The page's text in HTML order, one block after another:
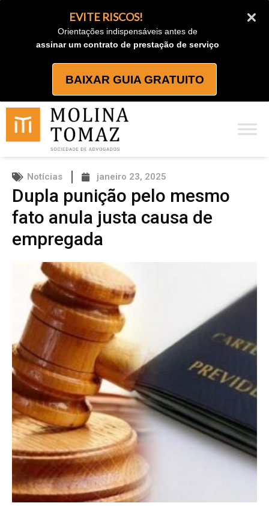
EVITE RISCOS!
Orientações indispensáveis antes de
assinar um contrato de prestação de serviço
BAIXAR GUIA GRATUITO
Notícias janeiro 23, 2025
Dupla punição pelo mesmo
fato anula justa causa de
empregada